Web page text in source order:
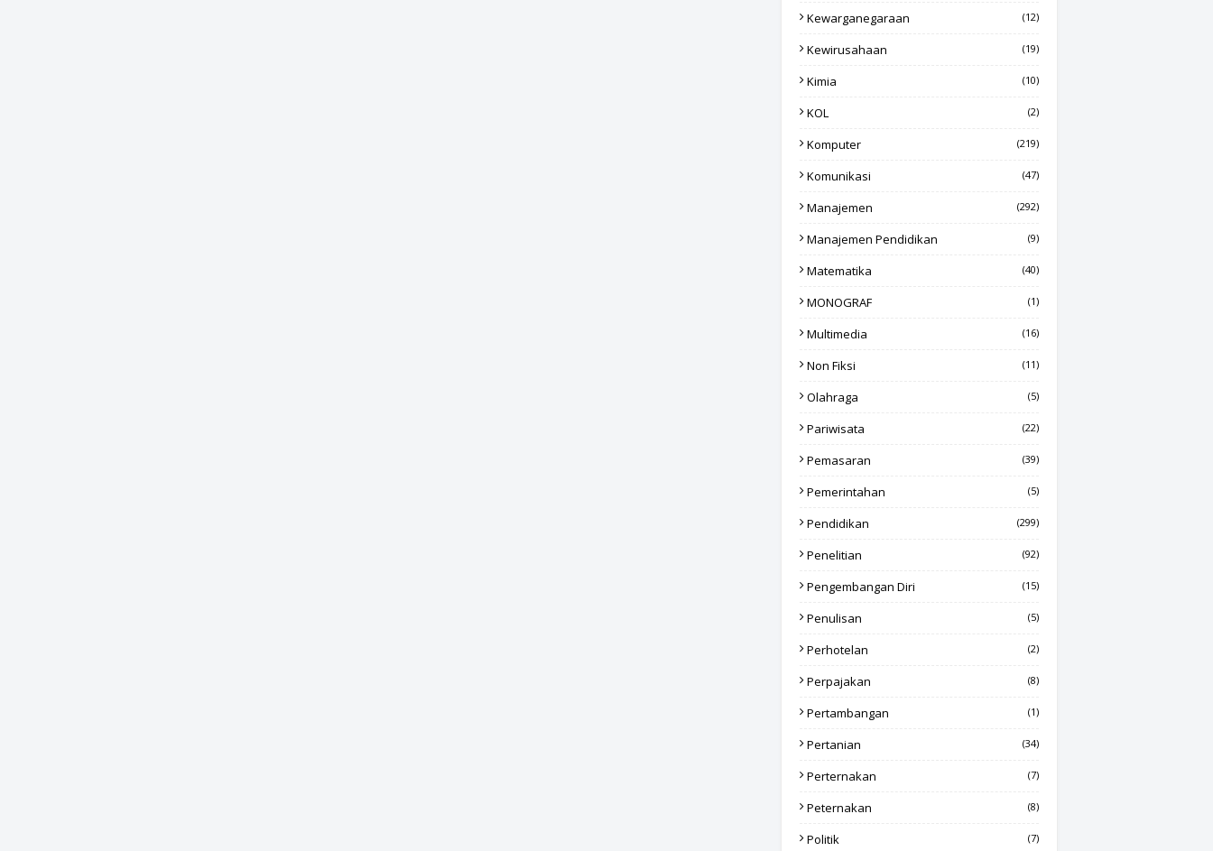
Kewarganegaraan (12)
Kewirusahaan (19)
Kimia (10)
KOL (2)
Komputer (219)
Komunikasi (47)
Manajemen (292)
Manajemen Pendidikan (9)
Matematika (40)
MONOGRAF (1)
Multimedia (16)
Non Fiksi (11)
Olahraga (5)
Pariwisata (22)
Pemasaran (39)
Pemerintahan (5)
Pendidikan (299)
Penelitian (92)
Pengembangan Diri (15)
Penulisan (5)
Perhotelan (2)
Perpajakan (8)
Pertambangan (1)
Pertanian (34)
Perternakan (7)
Peternakan (8)
Politik (7)